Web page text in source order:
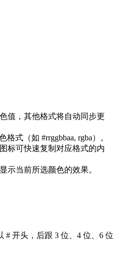
值，其他格式将自动同步更
式（如 #rrggbbaa, rgba）。
标可快速复制对应格式的内
示当前所选颜色的效果。
# 开头，后跟 3 位、4 位、6 位